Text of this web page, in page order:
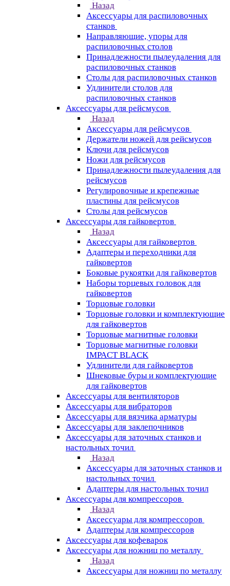
Назад
Аксессуары для распиловочных
станков
Направляющие, упоры для
распиловочных столов
Принадлежности пылеудаления для
распиловочных станков
Столы для распиловочных станков
Удлинители столов для
распиловочных станков
Аксессуары для рейсмусов
Назад
Аксессуары для рейсмусов
Держатели ножей для рейсмусов
Ключи для рейсмусов
Ножи для рейсмусов
Принадлежности пылеудаления для
рейсмусов
Регулировочные и крепежные
пластины для рейсмусов
Столы для рейсмусов
Аксессуары для гайковертов
Назад
Аксессуары для гайковертов
Адаптеры и переходники для
гайковертов
Боковые рукоятки для гайковертов
Наборы торцевых головок для
гайковертов
Торцовые головки
Торцовые головки и комплектующие
для гайковертов
Торцовые магнитные головки
Торцовые магнитные головки
IMPACT BLACK
Удлинители для гайковертов
Шнековые буры и комплектующие
для гайковертов
Аксессуары для вентиляторов
Аксессуары для вибраторов
Аксессуары для вязчика арматуры
Аксессуары для заклепочников
Аксессуары для заточных станков и
настольных точил
Назад
Аксессуары для заточных станков и
настольных точил
Адаптеры для настольных точил
Аксессуары для компрессоров
Назад
Аксессуары для компрессоров
Адаптеры для компрессоров
Аксессуары для кофеварок
Аксессуары для ножниц по металлу
Назад
Аксессуары для ножниц по металлу